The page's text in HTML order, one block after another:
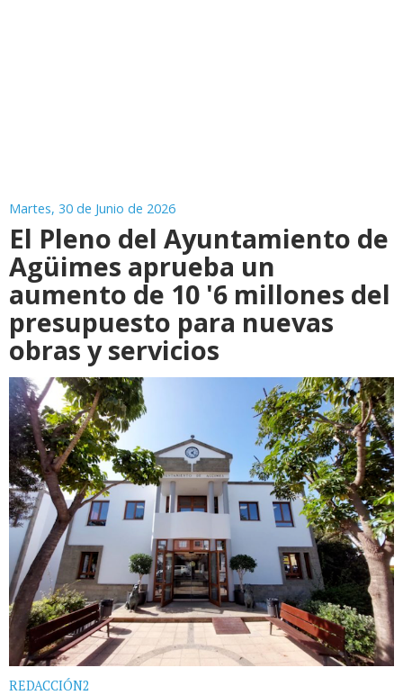
Martes, 30 de Junio de 2026
El Pleno del Ayuntamiento de
Agüimes aprueba un
aumento de 10 '6 millones del
presupuesto para nuevas
obras y servicios
REDACCIÓN2